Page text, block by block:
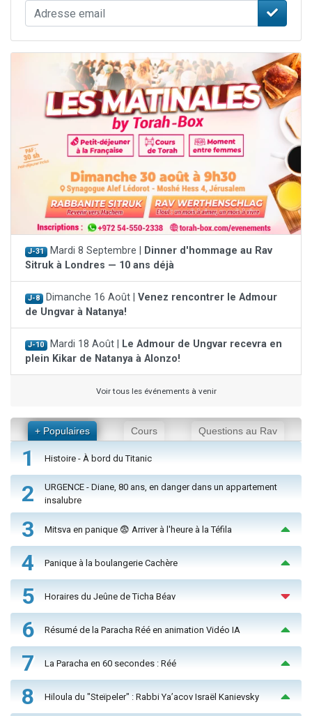
J-31 Mardi 8 Septembre |
Dinner d'hommage au Rav
Sitruk à Londres — 10 ans déjà
J-8 Dimanche 16 Août | Venez rencontrer le Admour
de Ungvar à Natanya!
J-10 Mardi 18 Août |
Le Admour de Ungvar recevra en
plein Kikar de Natanya à Alonzo!
Voir tous les événements à venir
+ Populaires Cours Questions au Rav
1 Histoire - À bord du Titanic
2
URGENCE - Diane, 80 ans, en danger dans un appartement
insalubre
3 Mitsva en panique 😨 Arriver à l'heure à la Téfila
4 Panique à la boulangerie Cachère
5 Horaires du Jeûne de Ticha Béav
6 Résumé de la Paracha Réé en animation Vidéo IA
7 La Paracha en 60 secondes : Réé
8 Hiloula du "Steïpeler" : Rabbi Ya’acov Israël Kanievsky